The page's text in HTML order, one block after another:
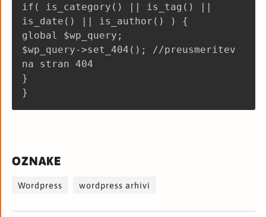
if( is_category() || is_tag() ||
is_date() || is_author() ) {
global $wp_query;
$wp_query->set_404(); //preusmeritev
na stran 404
}
OZNAKE
Wordpress wordpress arhivi